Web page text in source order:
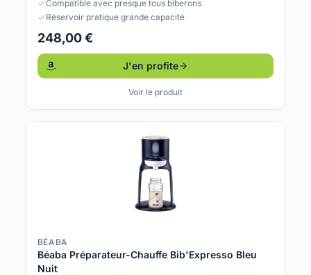
Compatible avec presque tous biberons
Réservoir pratique grande capacité
248,00 €
J'en profite
Voir le produit
BÉABA
Béaba Préparateur-Chauffe Bib'Expresso Bleu
Nuit